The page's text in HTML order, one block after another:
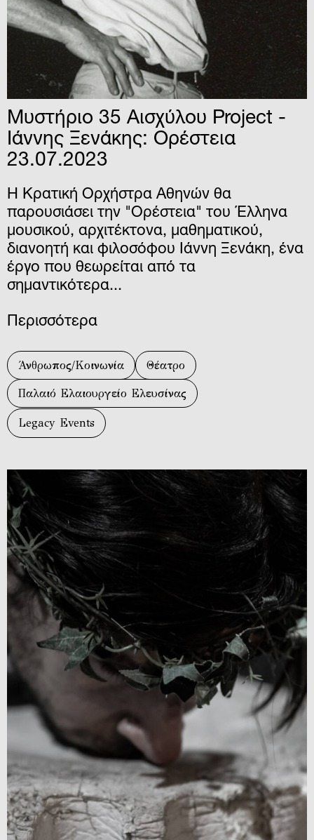
Μυστήριο 35 Αισχύλου Project -
Ιάννης Ξενάκης: Ορέστεια
23.07.2023
Η Κρατική Ορχήστρα Αθηνών θα
παρουσιάσει την "Ορέστεια" του Έλληνα
μουσικού, αρχιτέκτονα, μαθηματικού,
διανοητή και φιλοσόφου Ιάννη Ξενάκη, ένα
έργο που θεωρείται από τα
σημαντικότερα...
Περισσότερα
Άνθρωπος/Κοινωνία Θέατρο
Παλαιό Ελαιουργείο Ελευσίνας
Legacy Events